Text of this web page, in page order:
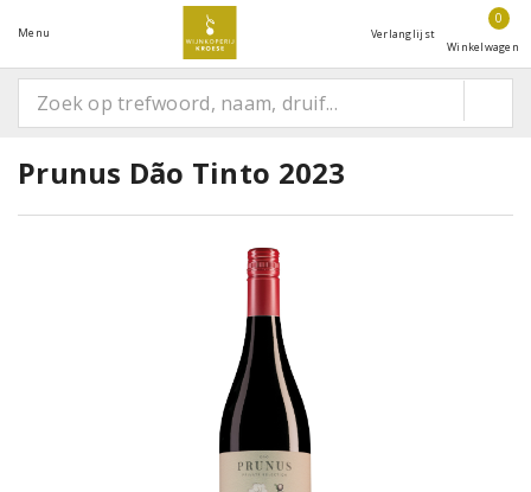
Menu Verlanglijst
0
Winkelwagen
Prunus Dão Tinto 2023